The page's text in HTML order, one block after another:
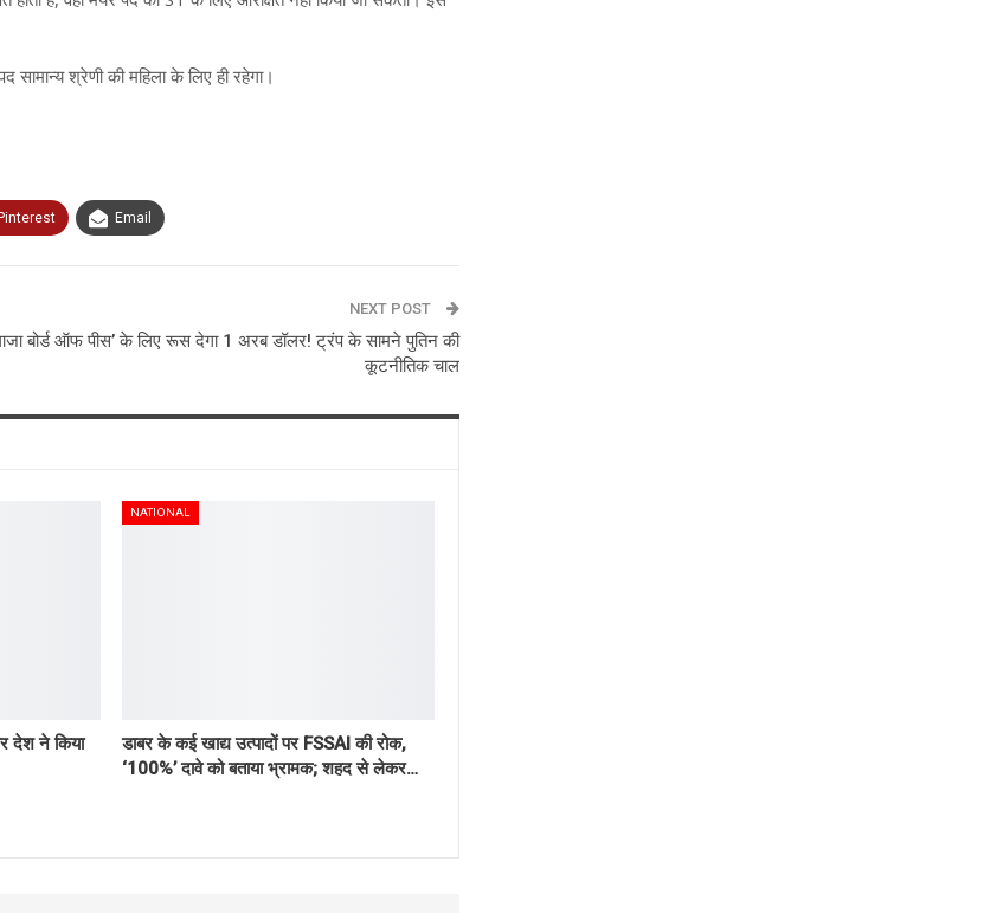
श्रेणी की महिला के लिए ही रहेगा।
Email
NEXT POST
बोर्ड ऑफ पीस’ के लिए रूस देगा 1 अरब डॉलर! ट्रंप के सामने पुतिन की
कूटनीतिक चाल
देश ने किया
NATIONAL
डाबर के कई खाद्य उत्पादों पर FSSAI की रोक,
‘100%’ दावे को बताया भ्रामक; शहद से लेकर…